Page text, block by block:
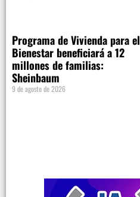
Programa de Vivienda para el
Bienestar beneficiará a 12
millones de familias:
Sheinbaum
9 de agosto de 2026